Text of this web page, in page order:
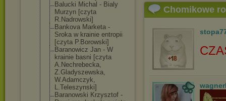
Balucki Michal - Bialy
Murzyn [czyta
R.Nadrowski]
Bankova Marketa -
Sroka w krainie entropii
[czyta P.Borowski]
Baranowicz Jan - W
krainie basni [czyta
A.Nechrebecka,
Z.Gladyszewska,
W.Adamczyk,
L.Teleszynski]
Baranowski Krzysztof -
Chomikowe